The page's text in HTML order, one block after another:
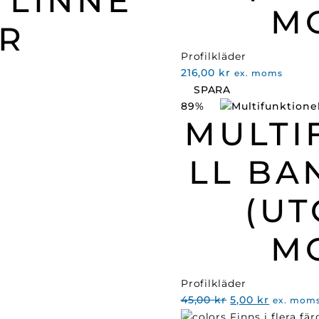
Profilkläder
216,00 kr ex. moms
SPARA
89%
LL
Profilkläder
45,00kr Det
ursprungliga
5,00 kr Det
ex.